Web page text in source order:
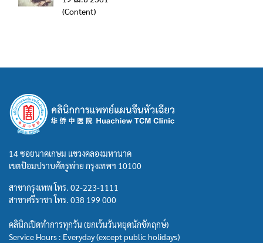
(Content)
14 ซอยนาคเกษม แขวงคลองมหานาค
เขตป้อมปราบศัตรูพ่าย กรุงเทพฯ 10100
สาขากรุงเทพ โทร. 02-223-1111
สาขาศรีราชา โทร. 038 199 000
คลินิกเปิดทำการทุกวัน (ยกเว้นวันหยุดนักขัตฤกษ์)
Service Hours : Everyday (except public holidays)